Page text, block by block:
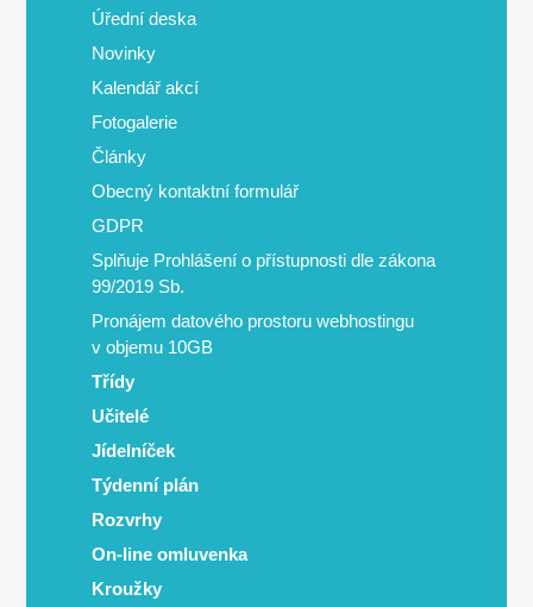
Úřední deska
Novinky
Kalendář akcí
Fotogalerie
Články
Obecný kontaktní formulář
GDPR
Splňuje Prohlášení o přístupnosti dle zákona
99/2019 Sb.
Pronájem datového prostoru webhostingu
v objemu 10GB
Třídy
Učitelé
Jídelníček
Týdenní plán
Rozvrhy
On-line omluvenka
Kroužky